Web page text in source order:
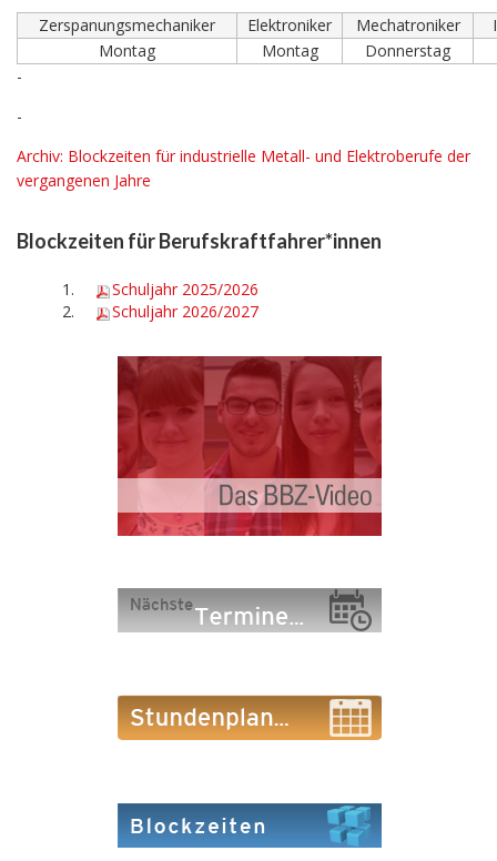
Zerspanungsmechaniker
Elektroniker Mechatroniker
Montag
Montag
Donnerstag
-
-
Archiv: Blockzeiten für industrielle Metall- und Elektroberufe der
vergangenen Jahre
Blockzeiten für Berufskraftfahrer*innen
Schuljahr 2025/2026
Schuljahr 2026/2027